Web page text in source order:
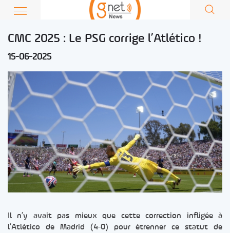
CMC 2025 : Le PSG corrige l’Atlético !
15-06-2025
Il n’y avait pas mieux que cette correction infligée à
l’Atlético de Madrid (4-0) pour étrenner ce statut de